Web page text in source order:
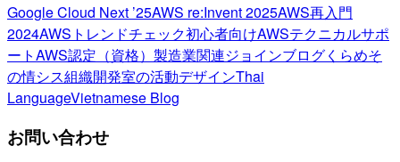
Google Cloud Next ’25AWS re:Invent 2025AWS再入門
2024AWSトレンドチェック初心者向けAWSテクニカルサポ
ートAWS認定（資格） 製造業関連ジョインブログくらめそ
の情シス組織開発室の活動デザインThai
LanguageVietnamese Blog
お問い合わせ